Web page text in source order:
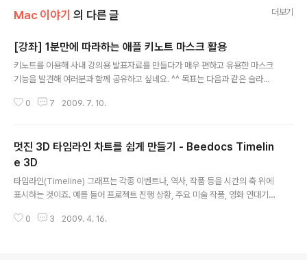
Mac 이야기 의 다른 글 더보기
[강좌] 1분만에 따라하는 애플 키노트 마스크 활용
키노트를 이용해 사내 강의용 발표자료를 만들다가 매우 편하고 유용한 마스크
기능을 발견해 여러분과 함께 공유하고 싶네요. ^^ 목표는 다음과 같은 슬라이
이미지를 선택하고 '도형'에서 마지막의 자유곡선을 선택합니다. 3. 얼굴 윤곽
는 이미지와 곡선이 함께 선택되면 무조건 도형을 이용해 마스크를 만듭니다.
5. 엔터를 한번 누르면 작업 끝! 6. 적당한 말풍선을 넣어 주세요. 7. 이렇게 만들
어진 슬라이드 자 이제 동영상을 감상할 시간. 정말 1분안에 만들수 있다니까요!
^..
0 7 2009. 7. 10.
멋진 3D 타임라인 차트를 쉽게 만들기 - Beedocs Timelin
e 3D
타임라인(Timeline) 그래프는 각종 이벤트나, 역사, 작품 등을 시간의 축 위에
표시하는 것이죠. 예를 들어 프로젝트 진행 상황, 주요 미술 작품, 영화 연대기,
타임라인을 만들 수 있는 Bee Docs 라는 프로그램을 소개해 드립니다. 웹기
0 3 2009. 4. 16.